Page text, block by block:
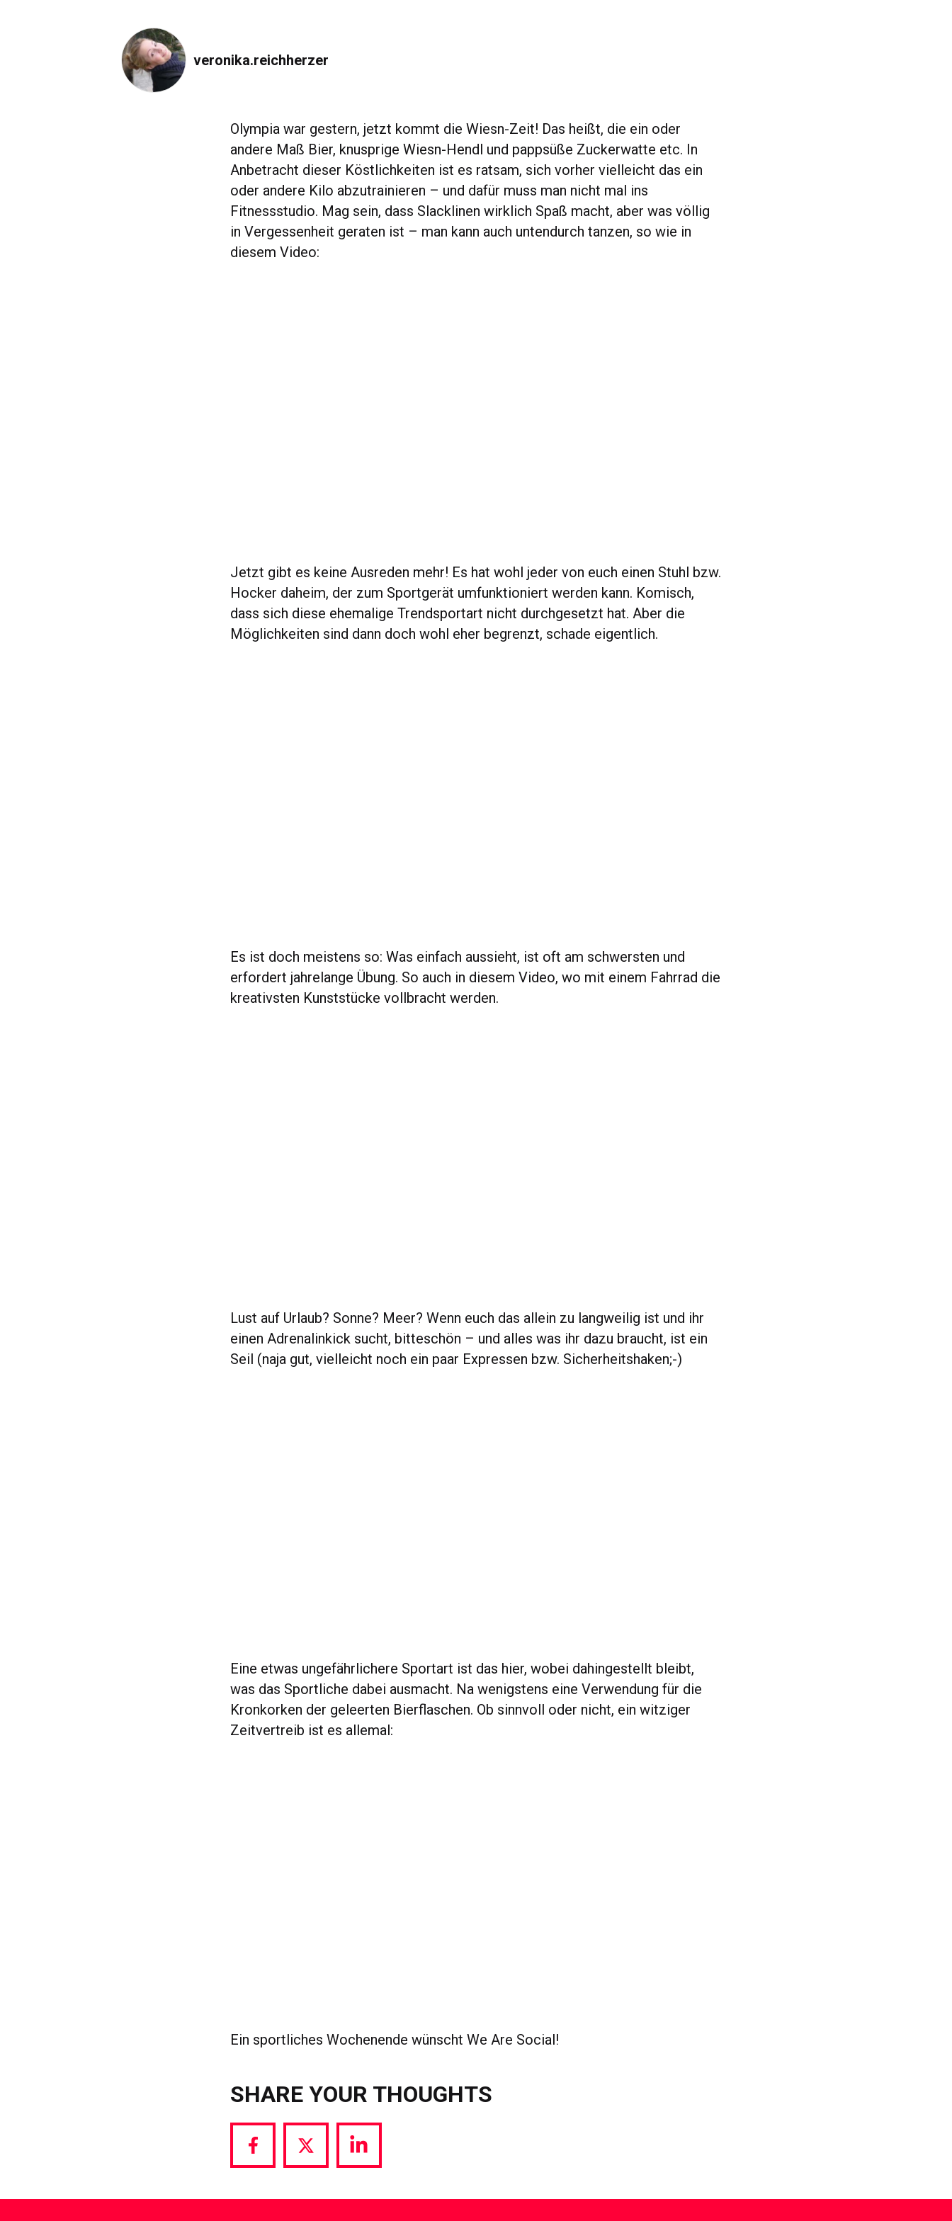
veronika.reichherzer
Olympia war gestern, jetzt kommt die Wiesn-Zeit! Das heißt, die ein oder
andere Maß Bier, knusprige Wiesn-Hendl und pappsüße Zuckerwatte etc. In
Anbetracht dieser Köstlichkeiten ist es ratsam, sich vorher vielleicht das ein
oder andere Kilo abzutrainieren – und dafür muss man nicht mal ins
Fitnessstudio. Mag sein, dass Slacklinen wirklich Spaß macht, aber was völlig
in Vergessenheit geraten ist – man kann auch untendurch tanzen, so wie in
diesem Video:
Jetzt gibt es keine Ausreden mehr! Es hat wohl jeder von euch einen Stuhl bzw.
Hocker daheim, der zum Sportgerät umfunktioniert werden kann. Komisch,
dass sich diese ehemalige Trendsportart nicht durchgesetzt hat. Aber die
Möglichkeiten sind dann doch wohl eher begrenzt, schade eigentlich.
Es ist doch meistens so: Was einfach aussieht, ist oft am schwersten und
erfordert jahrelange Übung. So auch in diesem Video, wo mit einem Fahrrad die
kreativsten Kunststücke vollbracht werden.
Lust auf Urlaub? Sonne? Meer? Wenn euch das allein zu langweilig ist und ihr
einen Adrenalinkick sucht, bitteschön – und alles was ihr dazu braucht, ist ein
Seil (naja gut, vielleicht noch ein paar Expressen bzw. Sicherheitshaken;-)
Eine etwas ungefährlichere Sportart ist das hier, wobei dahingestellt bleibt,
was das Sportliche dabei ausmacht. Na wenigstens eine Verwendung für die
Kronkorken der geleerten Bierflaschen. Ob sinnvoll oder nicht, ein witziger
Zeitvertreib ist es allemal:
Ein sportliches Wochenende wünscht We Are Social!
SHARE YOUR THOUGHTS
Share
Facebook
Share
Twitter
Share
LinkedIn